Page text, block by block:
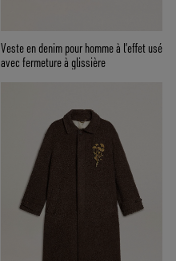
Veste en denim pour homme à l’effet usé
avec fermeture à glissière